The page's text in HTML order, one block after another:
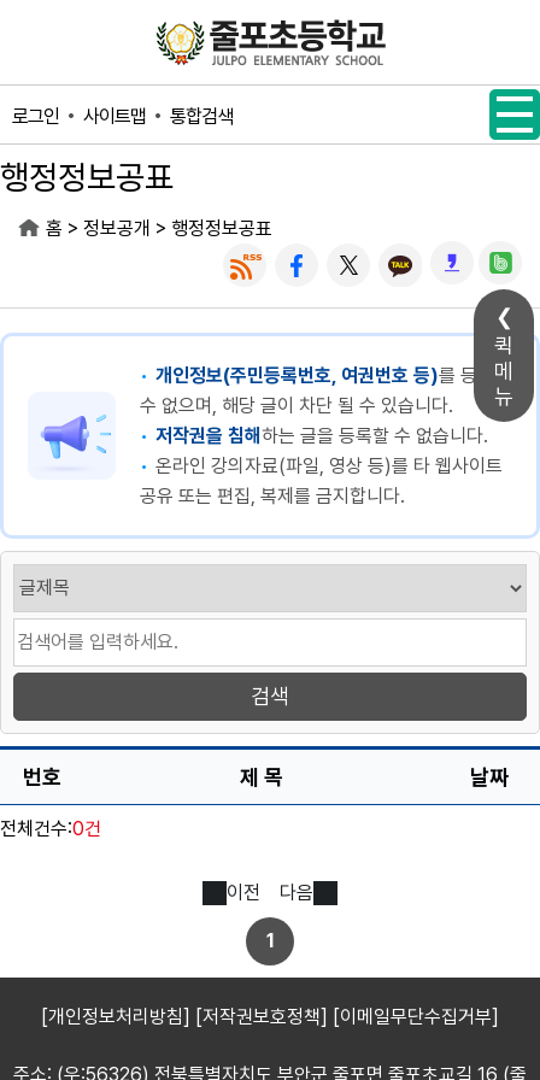
퀵
메
뉴
로그인 사이트맵 통합검색
행정정보공표
홈 > 정보공개 > 행정정보공표
개인정보(주민등록번호, 여권번호 등)를 등록할
수 없으며, 해당 글이 차단 될 수 있습니다.
저작권을 침해하는 글을 등록할 수 없습니다.
온라인 강의자료(파일, 영상 등)를 타 웹사이트
공유 또는 편집, 복제를 금지합니다.
번호 제 목 날짜
전체건수:0건
이전
1
다음
[개인정보처리방침] [저작권보호정책] [이메일무단수집거부]
주소: (우:56326) 전북특별자치도 부안군 줄포면 줄포초교길 16 (줄